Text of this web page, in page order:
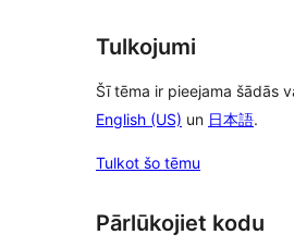
Tulkojumi
Šī tēma ir pieejama šādās
English (US) un 日本語.
Tulkot šo tēmu
Pārlūkojiet kodu